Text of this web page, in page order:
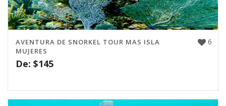
6
AVENTURA DE SNORKEL TOUR MAS ISLA
MUJERES
De: $145